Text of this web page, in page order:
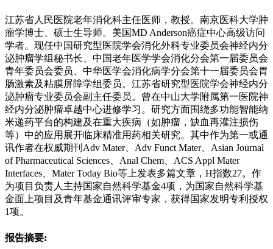
江苏省人民医院老年消化科主任医师，教授。南京医科大学肿
瘤学博士、硕士生导师。美国MD Anderson癌症中心高级访问
学者。现任中国研究型医院学会消化外科专业委员会神经内分
泌肿瘤学组秘书长、中国老年医学学会消化分会第一届委员会
青年委员会委员、中华医学会消化病学分会第十一届委员会胃
肠激素及粘膜屏障学组委员。江苏省研究型医院学会神经内分
泌肿瘤专业委员会副主任委员。曾在中山大学附属第一医院神
经内分泌肿瘤卓越中心进修学习。研究方面围绕多功能智能纳
米递药平台的构建及在重大疾病（如肿瘤，缺血再灌注损伤
等）中的应用展开临床精准用药相关研究。其中作为第一或通
讯作者在权威期刊Adv Mater、Adv Funct Mater、Asian Journal
of Pharmaceutical Sciences、Anal Chem、ACS Appl Mater
Interfaces、Mater Today Bio等上发表多篇文章，H指数27。作
为项目负责人主持国家自然科学基金4项，为国家自然科学基
金面上项目及青年基金通讯评审专家，获得国家发明专利授权
1项。
报告摘要: